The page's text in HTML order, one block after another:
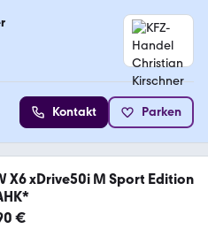
Kontakt Parken
X6 xDrive50i M Sport Edition
€